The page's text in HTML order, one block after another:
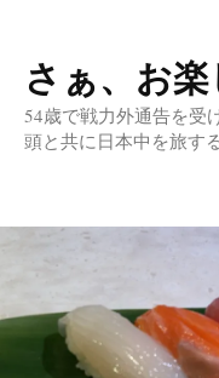
コ
ン
テ
へ
ッ
さぁ、お
54歳で戦力外通告を受
頭と共に日本中を旅す